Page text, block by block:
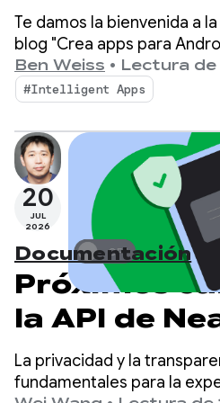
Intégralas
sistema de
inteligencia
Te damos la bienvenida a
blog "Crea apps para
que tomamos una app para
transformamos en una
inteligente y basada en
publicación anterior,
aprovechar Firebase AI
funciones híbridas y
en la nube.
Ben Weiss • Lectura de
#Intelligent Apps
20
JUL
2026
Documentación
Próximos
la API de
Connections
La privacidad y la
fundamentales para la